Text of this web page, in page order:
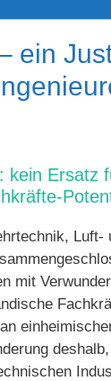
ein
kein Ersatz
Luft-
mit